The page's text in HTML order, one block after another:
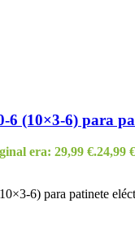
6 (10×3-6) para
era: 29,99 €.24,99 €
6) para patinete